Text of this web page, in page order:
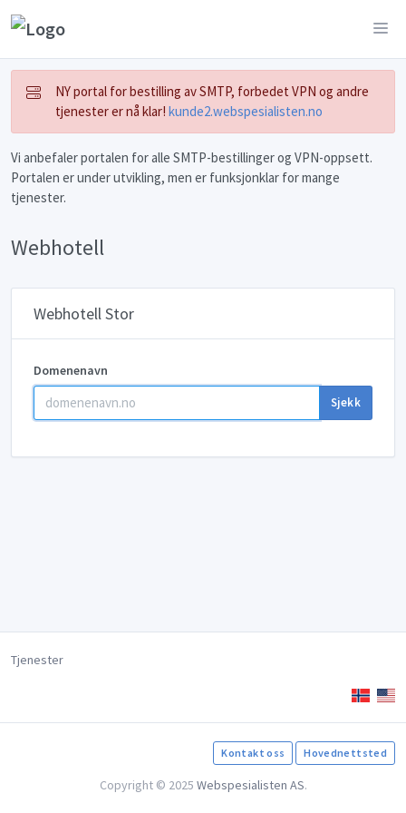
NY portal for bestilling av SMTP, forbedet VPN og andre
tjenester er nå klar! kunde2.webspesialisten.no
Vi anbefaler portalen for alle SMTP-bestillinger og VPN-oppsett.
Portalen er under utvikling, men er funksjonklar for mange
tjenester.
Webhotell
Webhotell Stor
Domenenavn
Tjenester
Kontakt oss Hovednettsted
Copyright © 2025 Webspesialisten AS.